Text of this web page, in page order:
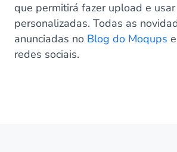
que permitirá fazer upload e
personalizadas. Todas as
anunciadas no Blog do Moqups
redes sociais.